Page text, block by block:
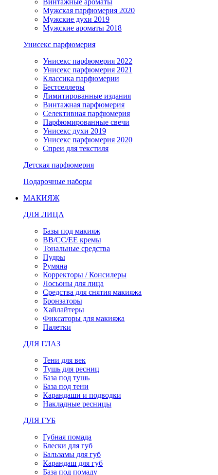
Винтажные ароматы
Мужская парфюмерия 2020
Мужские духи 2019
Мужские ароматы 2018
Унисекс парфюмерия
Унисекс парфюмерия 2022
Унисекс парфюмерия 2021
Классика парфюмерии
Бестселлеры
Лимитированные издания
Винтажная парфюмерия
Селективная парфюмерия
Парфюмированные свечи
Унисекс духи 2019
Унисекс парфюмерия 2020
Спреи для текстиля
Детская парфюмерия
Подарочные наборы
МАКИЯЖ
ДЛЯ ЛИЦА
Базы под макияж
BB/CC/EE кремы
Тональные средства
Пудры
Румяна
Корректоры / Консилеры
Лосьоны для лица
Средства для снятия макияжа
Бронзаторы
Хайлайтеры
Фиксаторы для макияжа
Палетки
ДЛЯ ГЛАЗ
Тени для век
Тушь для ресниц
База под тушь
База под тени
Карандаши и подводки
Накладные ресницы
ДЛЯ ГУБ
Губная помада
Блески для губ
Бальзамы для губ
Карандаш для губ
База под помаду